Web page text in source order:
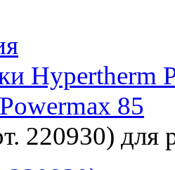
Hypertherm
85
220930) для